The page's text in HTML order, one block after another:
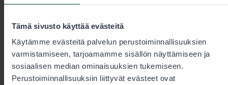
Tämä sivusto käyttää evästeitä
Käytämme evästeitä palvelun perustoiminnallisuuksien
varmistamiseen, tarjoamamme sisällön näyttämiseen ja
sosiaalisen median ominaisuuksien tukemiseen.
Perustoiminnallisuuksiin liittyvät evästeet ovat
mahdollisesti myös muita kesäkuun toisella viikolla
ostettuja lupia.